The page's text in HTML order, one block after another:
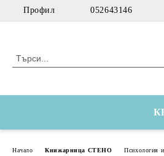
Профил 052643146
Начало Книжарница СТЕНО Психология